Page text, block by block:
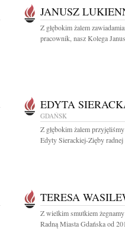
JANUSZ
Z głębokim żalem
pracownik, nasz Kolega
EDYTA
GDAŃSK
Z głębokim żalem
Edyty Sierackiej-Zięby
TERESA
Z wielkim smutkiem
Radną Miasta Gdańska od